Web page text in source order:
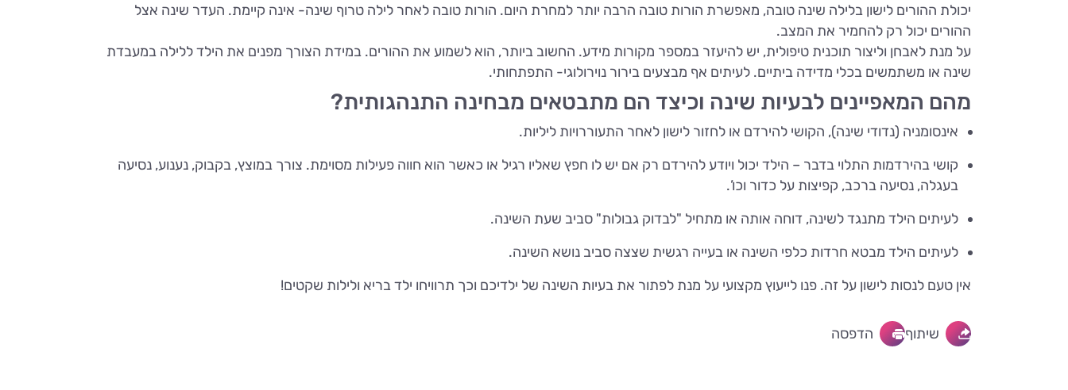
יכולת ההורים לישון בלילה שינה טובה, מאפשרת הורות טובה הרבה יותר למחרת היום. הורות טובה לאחר לילה טרוף שינה- אינה קיימת. העדר שינה אצל
ההורים יכול רק להחמיר את המצב.
על מנת לאבחן וליצור תוכנית טיפולית, יש להיעזר במספר מקורות מידע. החשוב ביותר, הוא לשמוע את ההורים. במידת הצורך מפנים את הילד ללילה במעבדת
שינה או משתמשים בכלי מדידה ביתיים. לעיתים אף מבצעים בירור נוירולוגי- התפתחותי.
מהם המאפיינים לבעיות שינה וכיצד הם מתבטאים מבחינה התנהגותית?
אינסומניה (נדודי שינה), הקושי להירדם או לחזור לישון לאחר התעוררויות ליליות.
קושי בהירדמות התלוי בדבר – הילד יכול ויודע להירדם רק אם יש לו חפץ שאליו רגיל או כאשר הוא חווה פעילות מסוימת. צורך במוצץ, בקבוק, נענוע, נסיעה
בעגלה, נסיעה ברכב, קפיצות על כדור וכו’.
לעיתים הילד מתנגד לשינה, דוחה אותה או מתחיל "לבדוק גבולות" סביב שעת השינה.
לעיתים הילד מבטא חרדות כלפי השינה או בעייה רגשית שצצה סביב נושא השינה.
אין טעם לנסות לישון על זה. פנו לייעוץ מקצועי על מנת לפתור את בעיות השינה של ילדיכם וכך תרוויחו ילד בריא ולילות שקטים!
שיתוף הדפסה